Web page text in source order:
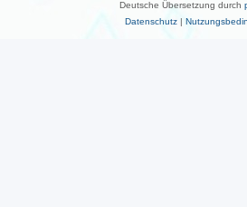
Deutsche Übersetzung durch
Datenschutz|